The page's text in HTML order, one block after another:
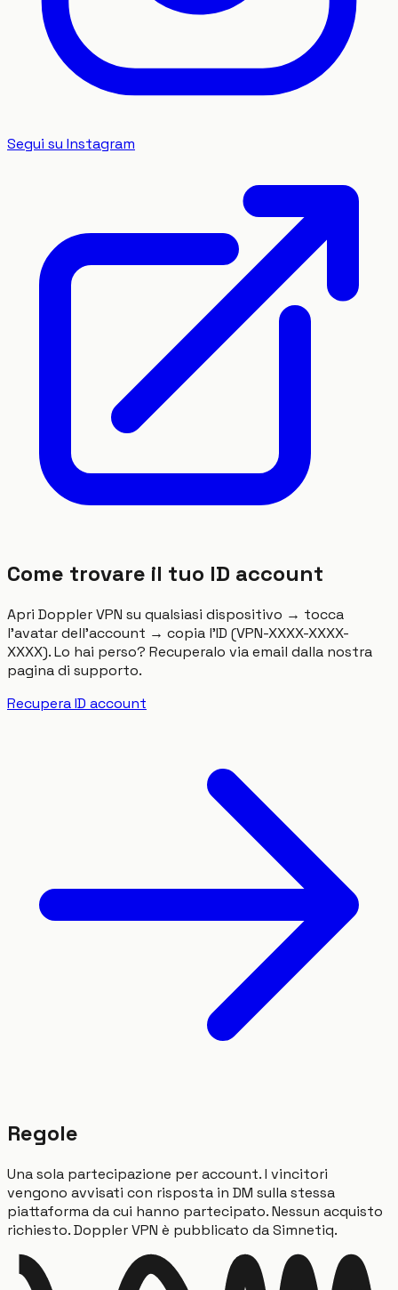
Segui su Instagram
Come trovare il tuo ID account
Apri Doppler VPN su qualsiasi dispositivo → tocca
l'avatar dell'account → copia l'ID (VPN-XXXX-XXXX-
XXXX). Lo hai perso? Recuperalo via email dalla nostra
pagina di supporto.
Recupera ID account
Regole
Una sola partecipazione per account. I vincitori
vengono avvisati con risposta in DM sulla stessa
piattaforma da cui hanno partecipato. Nessun acquisto
richiesto. Doppler VPN è pubblicato da Simnetiq.